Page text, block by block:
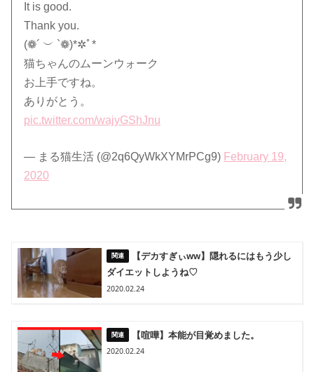
It is good.
Thank you.
(❁´ ︶ `❁)*✲ﾟ*
猫ちゃんのムーンウォーク
お上手ですね。
ありがとう。
pic.twitter.com/wajyGShJnu
— まる猫生活 (@2q6QyWkXYMrPCg9) February 19,
2020
【デカすぎぃww】隠れるにはもう少し
ダイエットしようね♡
2020.02.24
【喧嘩】本能が目覚めました。
2020.02.24